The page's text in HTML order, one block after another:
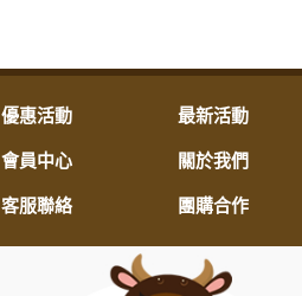
優惠活動 最新活動
會員中心 關於我們
客服聯絡 團購合作